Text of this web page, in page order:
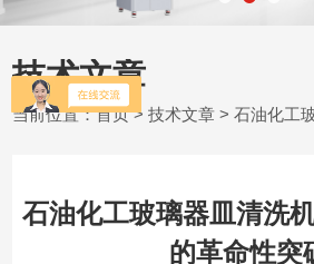
技术文章
当前位置：首页>技术文章 > 石油化工玻璃器
石油化工玻璃器皿清洗
的革命性突